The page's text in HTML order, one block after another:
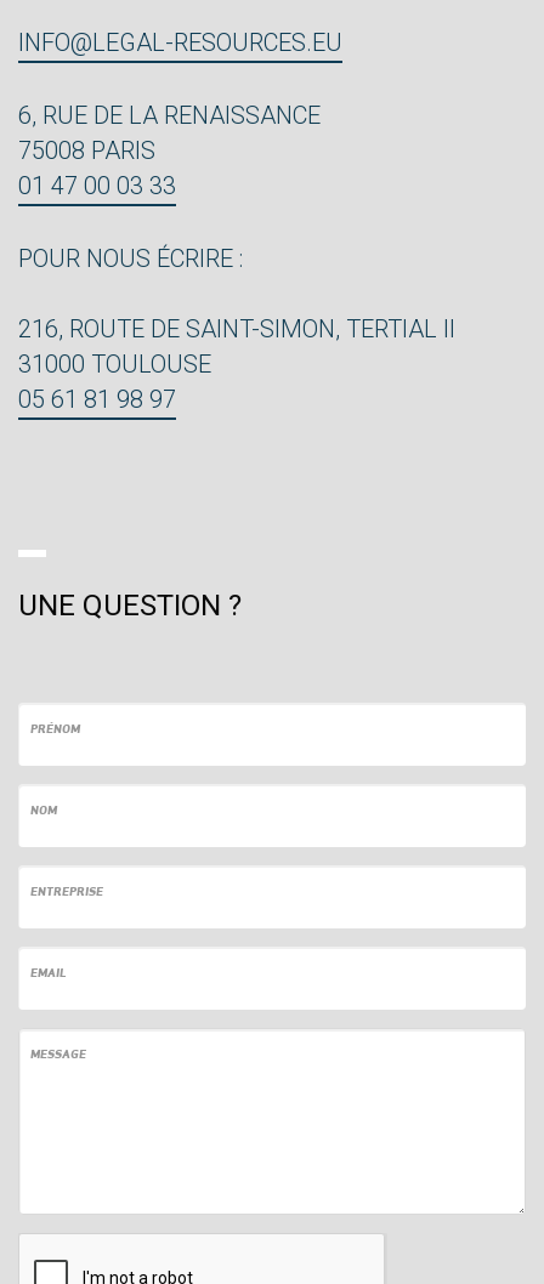
INFO@LEGAL-RESOURCES.EU
6, RUE DE LA RENAISSANCE
75008 PARIS
01 47 00 03 33
POUR NOUS ÉCRIRE :
216, ROUTE DE SAINT-SIMON, TERTIAL II
31000 TOULOUSE
05 61 81 98 97
UNE QUESTION ?
PRÉNOM
NOM
ENTREPRISE
EMAIL
MESSAGE